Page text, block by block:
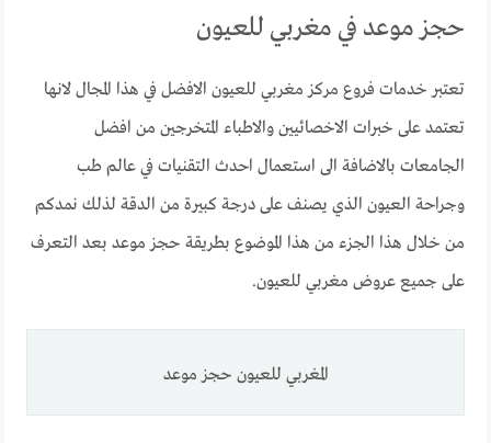
حجز موعد في مغربي للعيون
تعتبر خدمات فروع مركز مغربي للعيون الافضل في هذا المجال لانها
تعتمد على خبرات الاخصائيين والاطباء المتخرجين من افضل
الجامعات بالاضافة الى استعمال احدث التقنيات في عالم طب
وجراحة العيون الذي يصنف على درجة كبيرة من الدقة لذلك نمدكم
من خلال هذا الجزء من هذا الموضوع بطريقة حجز موعد بعد التعرف
على جميع عروض مغربي للعيون.
المغربي للعيون حجز موعد